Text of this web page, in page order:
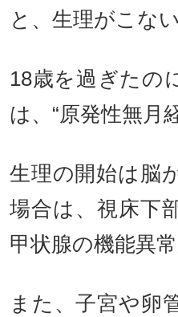
と、生理がこな
18歳を過ぎたの
は、“原発性無月
生理の開始は脳
場合は、視床下
甲状腺の機能異
また、子宮や卵